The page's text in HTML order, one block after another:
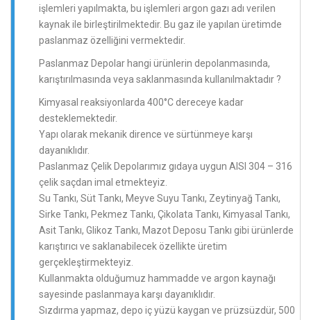
işlemleri yapılmakta, bu işlemleri argon gazı adı verilen
kaynak ile birleştirilmektedir. Bu gaz ile yapılan üretimde
paslanmaz özelliğini vermektedir.
Paslanmaz Depolar hangi ürünlerin depolanmasında,
karıştırılmasında veya saklanmasında kullanılmaktadır ?
Kimyasal reaksiyonlarda 400°C dereceye kadar
desteklemektedir.
Yapı olarak mekanik dirence ve sürtünmeye karşı
dayanıklıdır.
Paslanmaz Çelik Depolarımız gıdaya uygun AISI 304 – 316
çelik saçdan imal etmekteyiz.
Su Tankı, Süt Tankı, Meyve Suyu Tankı, Zeytinyağ Tankı,
Sirke Tankı, Pekmez Tankı, Çikolata Tankı, Kimyasal Tankı,
Asit Tankı, Glikoz Tankı, Mazot Deposu Tankı gibi ürünlerde
karıştırıcı ve saklanabilecek özellikte üretim
gerçekleştirmekteyiz.
Kullanmakta olduğumuz hammadde ve argon kaynağı
sayesinde paslanmaya karşı dayanıklıdır.
Sızdırma yapmaz, depo iç yüzü kaygan ve prüzsüzdür, 500